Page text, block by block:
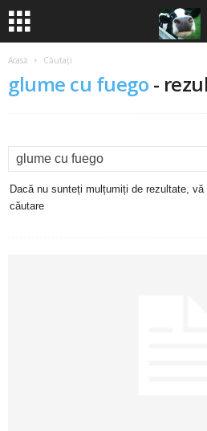
Acasă Căutați
glume cu fuego -
Dacă nu sunteți mulțumiți de rezultate,
căutare